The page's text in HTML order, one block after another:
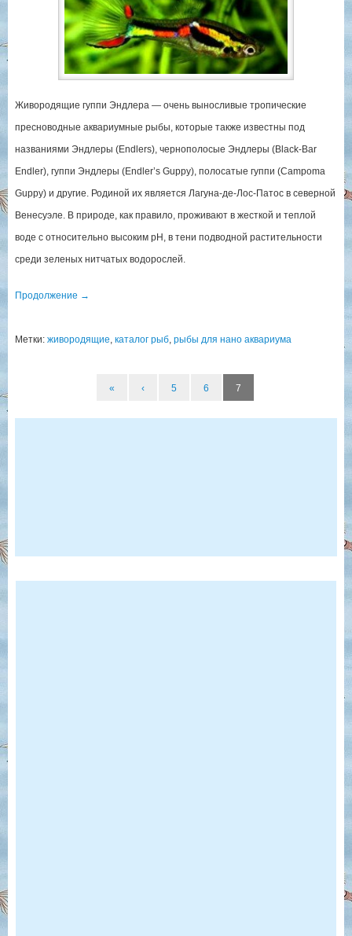
Живородящие гуппи Эндлера — очень выносливые тропические
пресноводные аквариумные рыбы, которые также известны под
названиями Эндлеры (Endlers), чернополосые Эндлеры (Black-Bar
Endler), гуппи Эндлеры (Endler’s Guppy), полосатые гуппи (Campoma
Guppy) и другие. Родиной их является Лагуна-де-Лос-Патос в северной
Венесуэле. В природе, как правило, проживают в жесткой и теплой
воде с относительно высоким рН, в тени подводной растительности
среди зеленых нитчатых водорослей.
Продолжение →
Метки: живородящие, каталог рыб, рыбы для нано аквариума
« ‹ 5 6 7